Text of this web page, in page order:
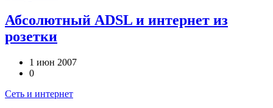
Абсолютный ADSL и интернет из
розетки
1 июн 2007
0
Сеть и интернет